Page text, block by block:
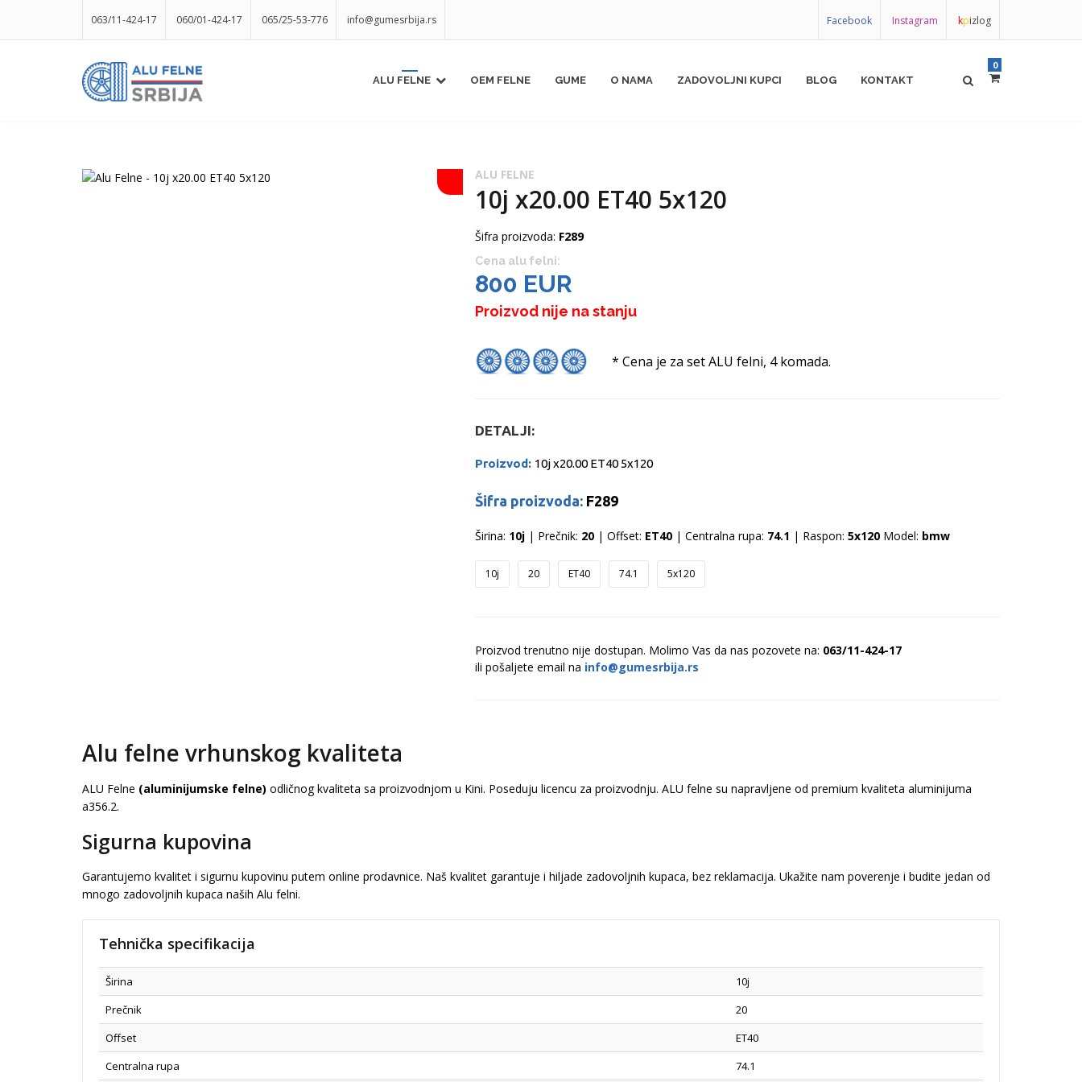
063/11-424-17 060/01-424-17 065/25-53-776 info@gumesrbija.rs Facebook Instagram kpizlog
ALU FELNE OEM FELNE GUME O NAMA ZADOVOLJNI KUPCI BLOG KONTAKT
0
ALU FELNE
10j x20.00 ET40 5x120
Šifra proizvoda: F289
Cena alu felni:
800 EUR
Proizvod nije na stanju
* Cena je za set ALU felni, 4 komada.
DETALJI:
Proizvod: 10j x20.00 ET40 5x120
Šifra proizvoda: F289
Širina: 10j| Prečnik: 20| Offset: ET40| Centralna rupa: 74.1 | Raspon: 5x120Model: bmw
10j 20 ET40 74.1 5x120
Proizvod trenutno nije dostupan. Molimo Vas da nas pozovete na: 063/11-424-17
ili pošaljete email na info@gumesrbija.rs
Alu felne vrhunskog kvaliteta
ALU Felne (aluminijumske felne) odličnog kvaliteta sa proizvodnjom u Kini. Poseduju licencu za proizvodnju. ALU felne su napravljene od premium kvaliteta aluminijuma
a356.2.
Sigurna kupovina
Garantujemo kvalitet i sigurnu kupovinu putem online prodavnice. Naš kvalitet garantuje i hiljade zadovoljnih kupaca, bez reklamacija. Ukažite nam poverenje i budite jedan od
mnogo zadovoljnih kupaca naših Alu felni.
Tehnička specifikacija
Širina
10j
Prečnik
20
Offset
ET40
Centralna rupa
74.1